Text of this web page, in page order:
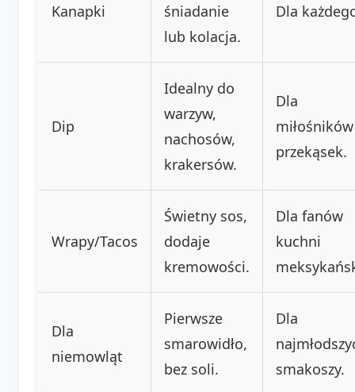
Kanapki
śniadanie
lub kolacja.
Dla
Dip
Idealny do
warzyw,
nachosów,
krakersów.
Dla
miłośników
przekąsek.
Wrapy/Tacos
Świetny sos,
dodaje
kremowości.
Dla fanów
kuchni
Dla
niemowląt
Pierwsze
smarowidło,
bez soli.
Dla
smakoszy.